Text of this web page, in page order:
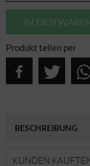
IN DEN
Produkt teilen per
BESCHREIBUNG
KUNDEN